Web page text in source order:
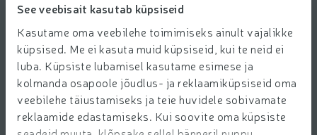
See veebisait kasutab küpsiseid
Kasutame oma veebilehe toimimiseks ainult vajalikke
küpsised. Me ei kasuta muid küpsiseid, kui te neid ei
luba. Küpsiste lubamisel kasutame esimese ja
kolmanda osapoole jõudlus- ja reklaamiküpsiseid oma
veebilehe täiustamiseks ja teie huvidele sobivamate
reklaamide edastamiseks. Kui soovite oma küpsiste